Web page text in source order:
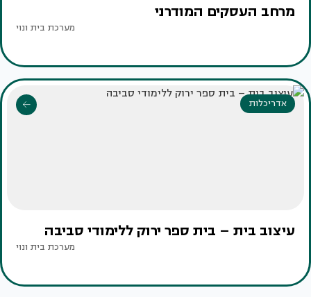
מרחב העסקים המודרני
מערכת בית ונוי
אדריכלות
עיצוב בית – בית ספר ירוק ללימודי סביבה
מערכת בית ונוי